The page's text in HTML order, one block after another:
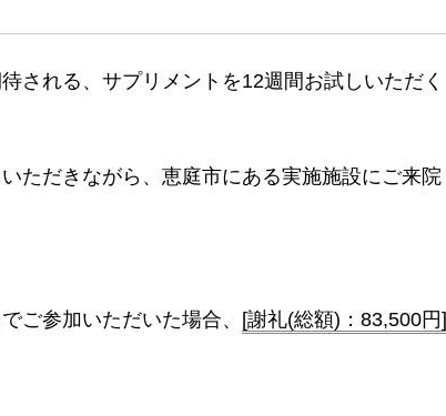
される、サプリメントを12週間お試しいただく
ただきながら、恵庭市にある実施施設にご来院
ご参加いただいた場合、 [謝礼(総額)：83,500円]